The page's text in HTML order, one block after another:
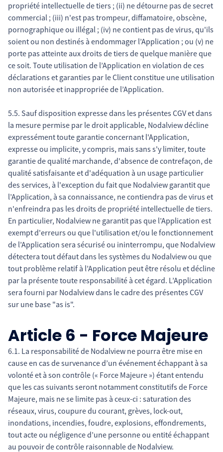
propriété intellectuelle de tiers ; (ii) ne détourne pas de secret
commercial ; (iii) n'est pas trompeur, diffamatoire, obscène,
pornographique ou illégal ; (iv) ne contient pas de virus, qu'ils
soient ou non destinés à endommager l’Application ; ou (v) ne
porte pas atteinte aux droits de tiers de quelque manière que
ce soit. Toute utilisation de l’Application en violation de ces
déclarations et garanties par le Client constitue une utilisation
non autorisée et inappropriée de l’Application.
5.5. Sauf disposition expresse dans les présentes CGV et dans
la mesure permise par le droit applicable, Nodalview décline
expressément toute garantie concernant l'Application,
expresse ou implicite, y compris, mais sans s'y limiter, toute
garantie de qualité marchande, d'absence de contrefaçon, de
qualité satisfaisante et d'adéquation à un usage particulier
des services, à l'exception du fait que Nodalview garantit que
l’Application, à sa connaissance, ne contiendra pas de virus et
n'enfreindra pas les droits de propriété intellectuelle de tiers.
En particulier, Nodalview ne garantit pas que l’Application est
exempt d'erreurs ou que l'utilisation et/ou le fonctionnement
de l’Application sera sécurisé ou ininterrompu, que Nodalview
détectera tout défaut dans les systèmes du Nodalview ou que
tout problème relatif à l’Application peut être résolu et décline
par la présente toute responsabilité à cet égard. L’Application
sera fourni par Nodalview dans le cadre des présentes CGV
sur une base "as is".
Article 6 - Force Majeure
6.1. La responsabilité de Nodalview ne pourra être mise en
cause en cas de survenance d’un événement échappant à sa
volonté et à son contrôle (« Force Majeure ») étant entendu
que les cas suivants seront notamment constitutifs de Force
Majeure, mais ne se limite pas à ceux-ci : saturation des
réseaux, virus, coupure du courant, grèves, lock-out,
inondations, incendies, foudre, explosions, effondrements,
tout acte ou négligence d’une personne ou entité échappant
au pouvoir de contrôle raisonnable de Nodalview.